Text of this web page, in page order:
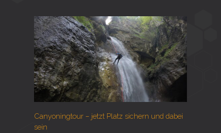
Canyoningtour – jetzt Platz sichern und dabei
sein